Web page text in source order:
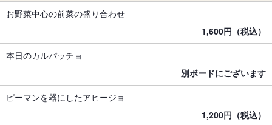
お野菜中心の前菜の盛り合わせ
1,600円（税込）
本日のカルパッチョ
別ボードにございます
ピーマンを器にしたアヒージョ
1,200円（税込）